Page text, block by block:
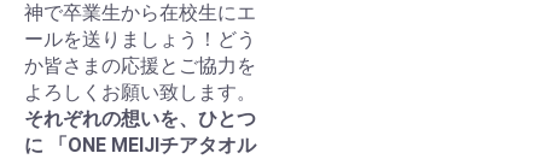
神で卒業生から在校生にエ
ールを送りましょう！どう
か皆さまの応援とご協力を
よろしくお願い致します。
それぞれの想いを、ひとつ
に 「ONE MEIJIチアタオル